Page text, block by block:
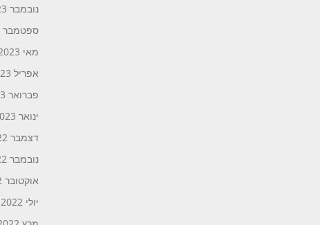
נובמבר 2023
ספטמבר 2023
מאי 2023
אפריל 2023
פברואר 2023
ינואר 2023
דצמבר 2022
נובמבר 2022
אוקטובר 2022
יולי 2022